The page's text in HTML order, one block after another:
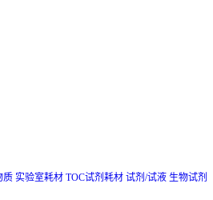
质 实验室耗材 TOC试剂耗材 试剂/试液 生物试剂